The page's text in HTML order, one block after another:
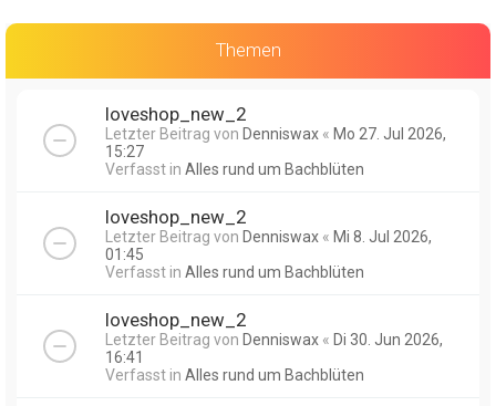
Themen
loveshop_new_2
Letzter Beitrag von Denniswax « Mo 27. Jul 2026,
15:27
Verfasst in Alles rund um Bachblüten
loveshop_new_2
Letzter Beitrag von Denniswax « Mi 8. Jul 2026,
01:45
Verfasst in Alles rund um Bachblüten
loveshop_new_2
Letzter Beitrag von Denniswax « Di 30. Jun 2026,
16:41
Verfasst in Alles rund um Bachblüten